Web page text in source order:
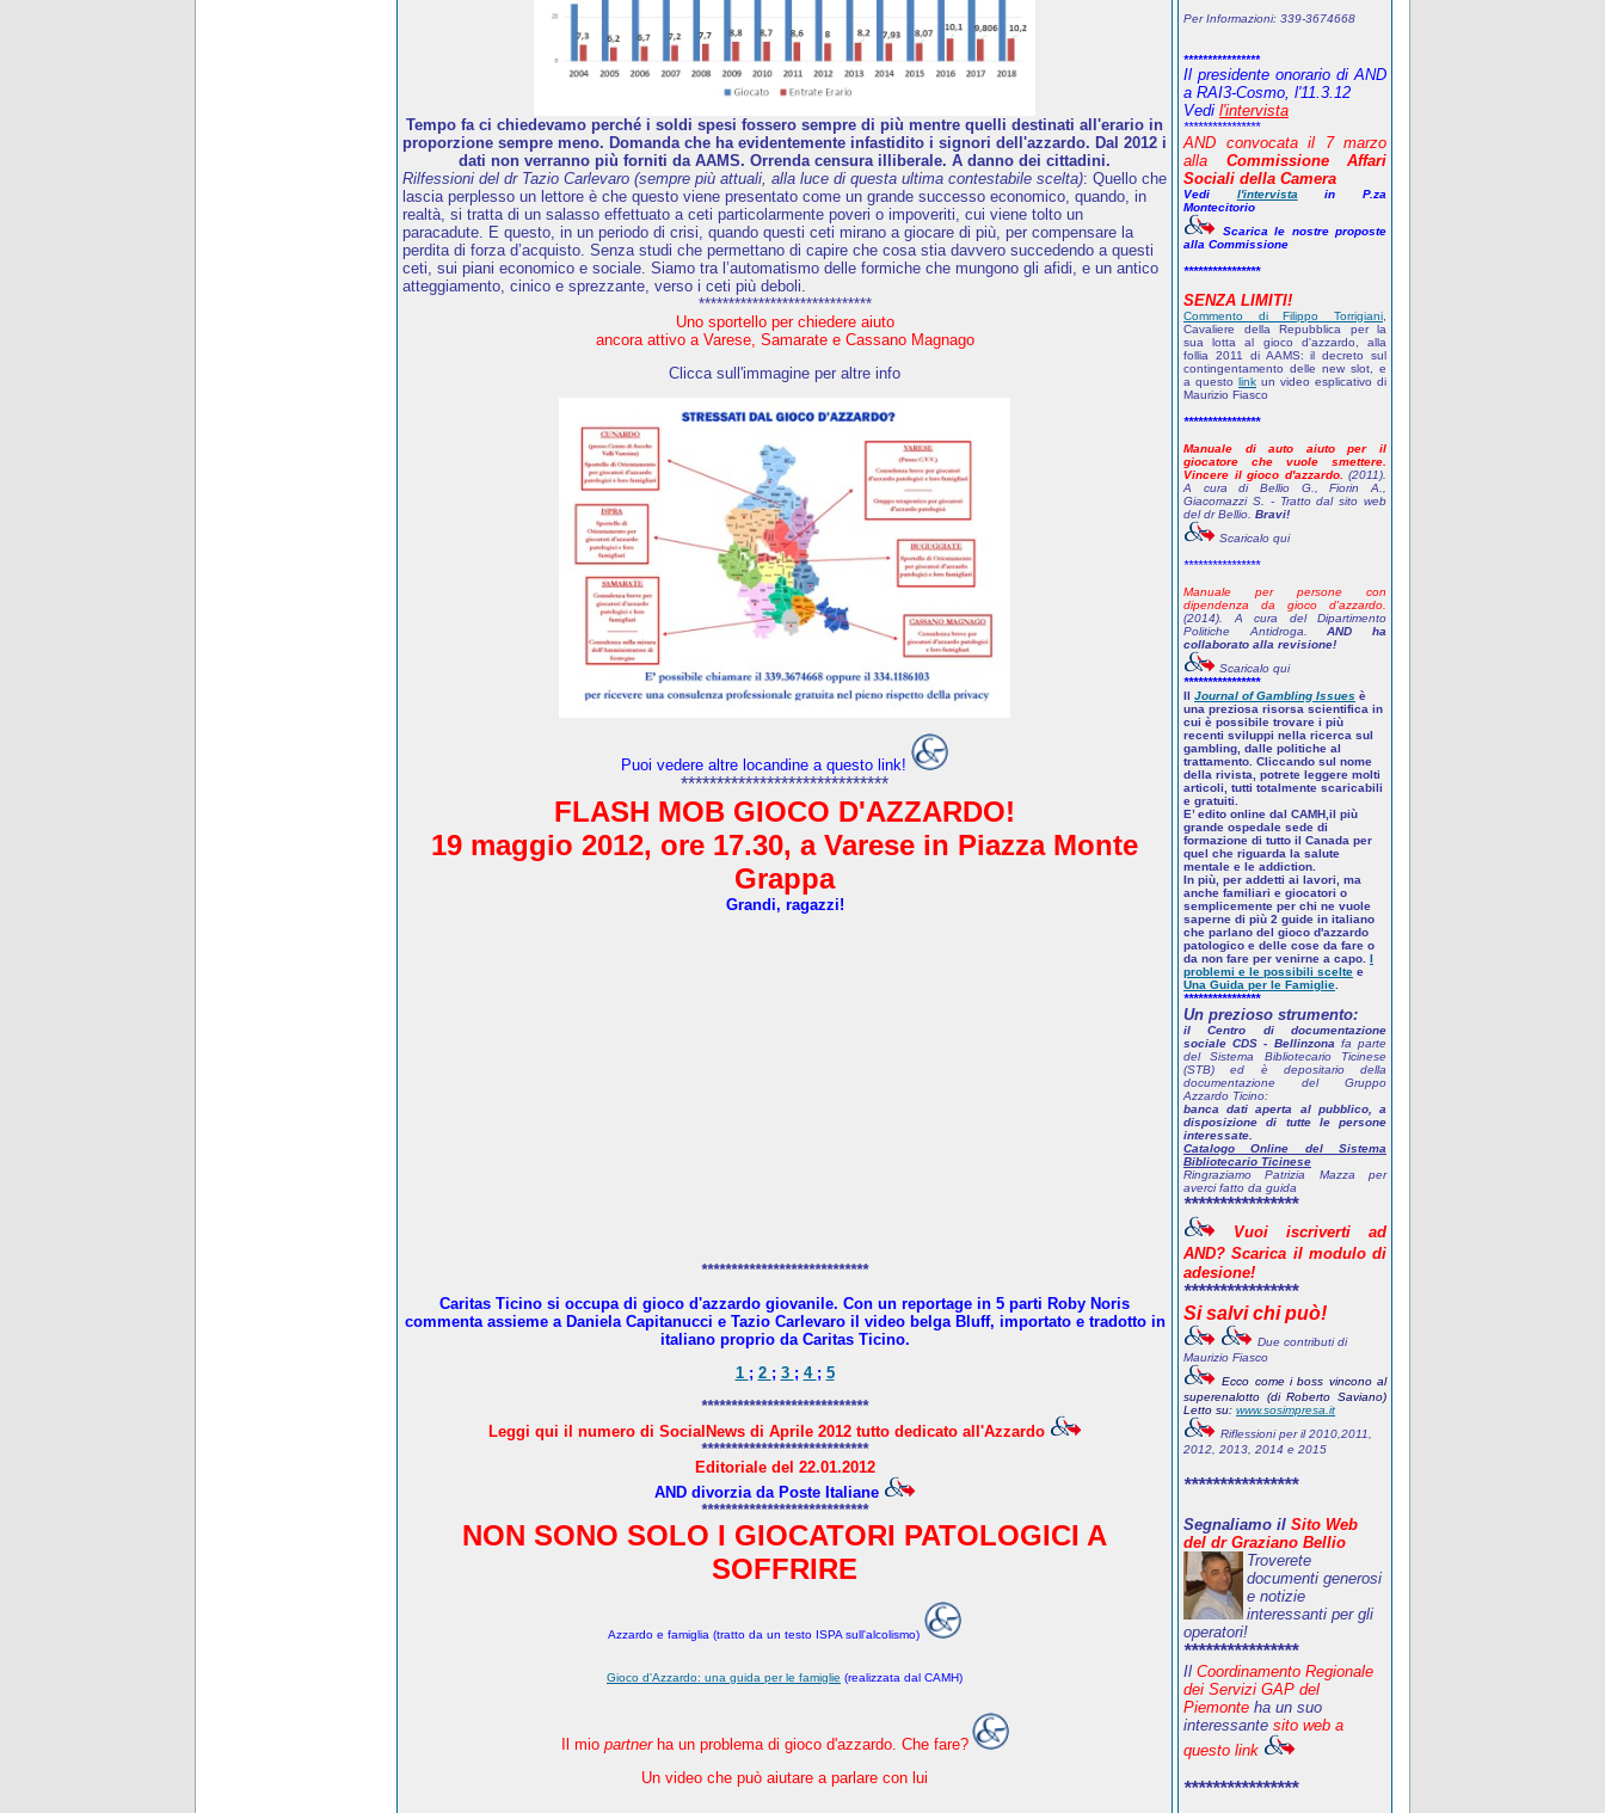
Tempo fa ci chiedevamo perché i soldi spesi fossero sempre di più mentre quelli destinati all'erario in
proporzione sempre meno. Domanda che ha evidentemente infastidito i signori dell'azzardo. Dal 2012 i
dati non verranno più forniti da AAMS. Orrenda censura illiberale. A danno dei cittadini.
Rilfessioni del dr Tazio Carlevaro (sempre più attuali, alla luce di questa ultima contestabile scelta): Quello che
lascia perplesso un lettore è che questo viene presentato come un grande successo economico, quando, in
realtà, si tratta di un salasso effettuato a ceti particolarmente poveri o impoveriti, cui viene tolto un
paracadute. E questo, in un periodo di crisi, quando questi ceti mirano a giocare di più, per compensare la
perdita di forza d’acquisto. Senza studi che permettano di capire che cosa stia davvero succedendo a questi
ceti, sui piani economico e sociale. Siamo tra l’automatismo delle formiche che mungono gli afidi, e un antico
atteggiamento, cinico e sprezzante, verso i ceti più deboli.
*****************************
Uno sportello per chiedere aiuto
ancora attivo a Varese, Samarate e Cassano Magnago
Clicca sull'immagine per altre info
Puoi vedere altre locandine a questo link!
*****************************
FLASH MOB GIOCO D'AZZARDO!
19 maggio 2012, ore 17.30, a Varese in Piazza Monte
Grappa
Grandi, ragazzi!
****************************
Caritas Ticino si occupa di gioco d'azzardo giovanile. Con un reportage in 5 parti Roby Noris
commenta assieme a Daniela Capitanucci e Tazio Carlevaro il video belga Bluff, importato e tradotto in
italiano proprio da Caritas Ticino.
1 ; 2 ; 3 ; 4 ; 5
****************************
Leggi qui il numero di SocialNews di Aprile 2012 tutto dedicato all'Azzardo
****************************
Editoriale del 22.01.2012
AND divorzia da Poste Italiane
****************************
NON SONO SOLO I GIOCATORI PATOLOGICI A
SOFFRIRE
Azzardo e famiglia (tratto da un testo ISPA sull'alcolismo)
Gioco d'Azzardo: una guida per le famiglie (realizzata dal CAMH)
Il mio partnerha un problema di gioco d'azzardo. Che fare?
Un video che può aiutare a parlare con lui
Per Informazioni: 339-3674668
****************
Il presidente onorario di AND
a RAI3-Cosmo, l'11.3.12
Vedi l'intervista
****************
AND convocata il 7 marzo
alla Commissione Affari
Sociali della Camera
Vedi l'intervista in P.za
Montecitorio
Scarica le nostre proposte
alla Commissione
****************
SENZA LIMITI!
Commento di Filippo Torrigiani
Cavaliere della Repubblica per la
sua lotta al gioco d'azzardo, alla
follia 2011 di AAMS: il decreto sul
contingentamento delle new slot, e
a questo link un video esplicativo di
Maurizio Fiasco
****************
Manuale di auto aiuto per il
giocatore che vuole smettere.
Vincere il gioco d'azzardo. (2011).
A cura di Bellio G., Fiorin A.,
Giacomazzi S. - Tratto dal sito web
del dr Bellio. Bravi!
Scaricalo qui
****************
Manuale per persone con
dipendenza da gioco d'azzardo.
(2014). A cura del Dipartimento
Politiche Antidroga.AND ha
collaborato alla revisione!
Scaricalo qui
****************
Il Journal of Gambling Issues è
una preziosa risorsa scientifica in
cui è possibile trovare i più
recenti sviluppi nella ricerca sul
gambling, dalle politiche al
trattamento. Cliccando sul nome
della rivista, potrete leggere molti
articoli, tutti totalmente scaricabili
e gratuiti.
E’ edito online dal CAMH,il più
grande ospedale sede di
formazione di tutto il Canada per
quel che riguarda la salute
mentale e le addiction.
In più, per addetti ai lavori, ma
anche familiari e giocatori o
semplicemente per chi ne vuole
saperne di più 2 guide in italiano
che parlano del gioco d'azzardo
patologico e delle cose da fare o
da non fare per venirne a capo. I
problemi e le possibili scelte e
Una Guida per le Famiglie
****************
Un prezioso strumento:
il Centro di documentazione
sociale CDS - Bellinzona fa parte
del Sistema Bibliotecario Ticinese
(STB) ed è depositario della
documentazione del Gruppo
Azzardo Ticino:
banca dati aperta al pubblico, a
disposizione di tutte le persone
interessate.
Catalogo Online del Sistema
Bibliotecario Ticinese
Ringraziamo Patrizia Mazza per
averci fatto da guida
****************
Vuoi iscriverti
ad
AND? Scarica il modulo di
adesione!
****************
Si salvi chi può!
Due contributi di
Maurizio Fiasco
Ecco come i boss vincono al
superenalotto (di Roberto Saviano)
Letto su: www.sosimpresa.it
Riflessioni per il 2010,2011,
2012, 2013, 2014 e 2015
****************
Segnaliamo il Sito Web
del dr Graziano Bellio
Troverete
documenti generosi
e notizie
interessanti per gli
operatori!
****************
Il Coordinamento Regionale
dei Servizi GAP del
Piemonte ha un suo
interessante sito web a
questo link
****************